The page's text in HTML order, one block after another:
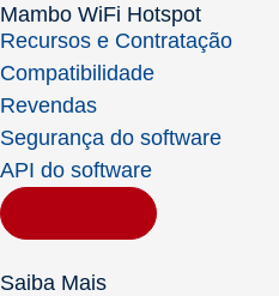
Mambo WiFi Hotspot
Recursos e Contratação
Compatibilidade
Revendas
Segurança do software
API do software
Saiba Mais